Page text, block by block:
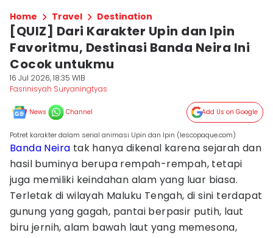
Home Travel Destination
[QUIZ] Dari Karakter Upin dan Ipin
Favoritmu, Destinasi Banda Neira Ini
Cocok untukmu
16 Jul 2026, 18:35 WIB
Fasrinisyah Suryaningtyas
News Channel Add Us on Google
Potret karakter dalam serial animasi Upin dan Ipin (lescopaque.com)
Banda Neira tak hanya dikenal karena sejarah dan
hasil buminya berupa rempah-rempah, tetapi
juga memiliki keindahan alam yang luar biasa.
Terletak di wilayah Maluku Tengah, di sini terdapat
gunung yang gagah, pantai berpasir putih, laut
biru jernih, alam bawah laut yang memesona,